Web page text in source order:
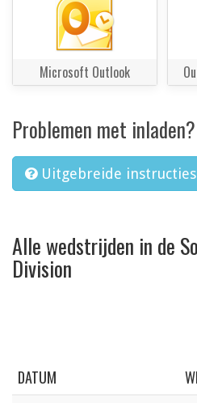
Microsoft Outlook
Problemen met inladen?
Uitgebreide instructies
Alle wedstrijden in de
Division
DATUM